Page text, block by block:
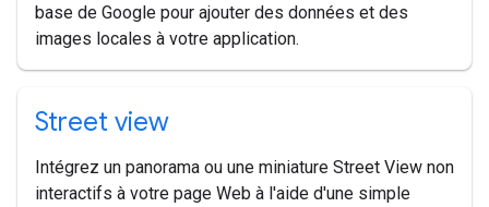
base de Google pour ajouter des données et des
images locales à votre application.
Street view
Intégrez un panorama ou une miniature Street View non
interactifs à votre page Web à l'aide d'une simple